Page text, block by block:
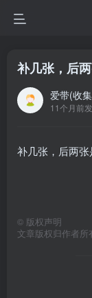
补几张，后
爱带(收
11个月前
补几张，后两
© 版权声明
文章版权归作者所